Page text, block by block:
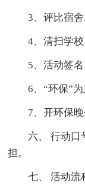
3、评比宿舍
4、清扫学校
5、活动签名
6、“环保”为
7、开环保晚
六、 行动口号
担。
七、 活动流